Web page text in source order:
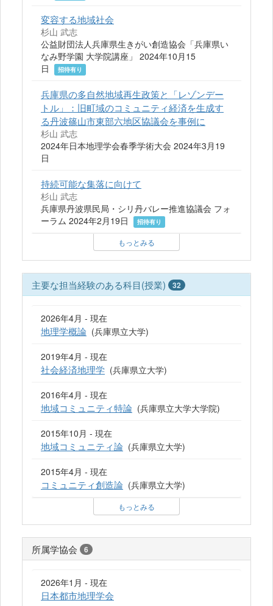
変容する地域社会
杉山 武志
公益財団法人兵庫県生きがい創造協会「兵庫県い
なみ野学園 大学院講座」 2024年10月15
日
招待有り
兵庫県の多自然地域再生政策と「レゾンデー
トル」：旧町域のコミュニティ経済を生成す
る丹波篠山市東部六地区協議会を事例に
杉山 武志
2024年日本地理学会春季学術大会 2024年3月19
日
持続可能な集落に向けて
杉山 武志
兵庫県丹波県民局・シリ丹バレー推進協議会 フォ
ーラム 2024年2月19日
招待有り
もっとみる
主要な担当経験のある科目(授業) 32
2026年4月 - 現在
地理学概論 (兵庫県立大学)
2019年4月 - 現在
社会経済地理学 (兵庫県立大学)
2016年4月 - 現在
地域コミュニティ特論 (兵庫県立大学大学院)
2015年10月 - 現在
地域コミュニティ論 (兵庫県立大学)
2015年4月 - 現在
コミュニティ創造論 (兵庫県立大学)
もっとみる
所属学協会 6
2026年1月 - 現在
日本都市地理学会